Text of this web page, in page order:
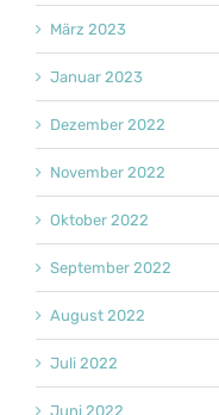
März 2023
Januar 2023
Dezember 2022
November 2022
Oktober 2022
September 2022
August 2022
Juli 2022
Juni 2022